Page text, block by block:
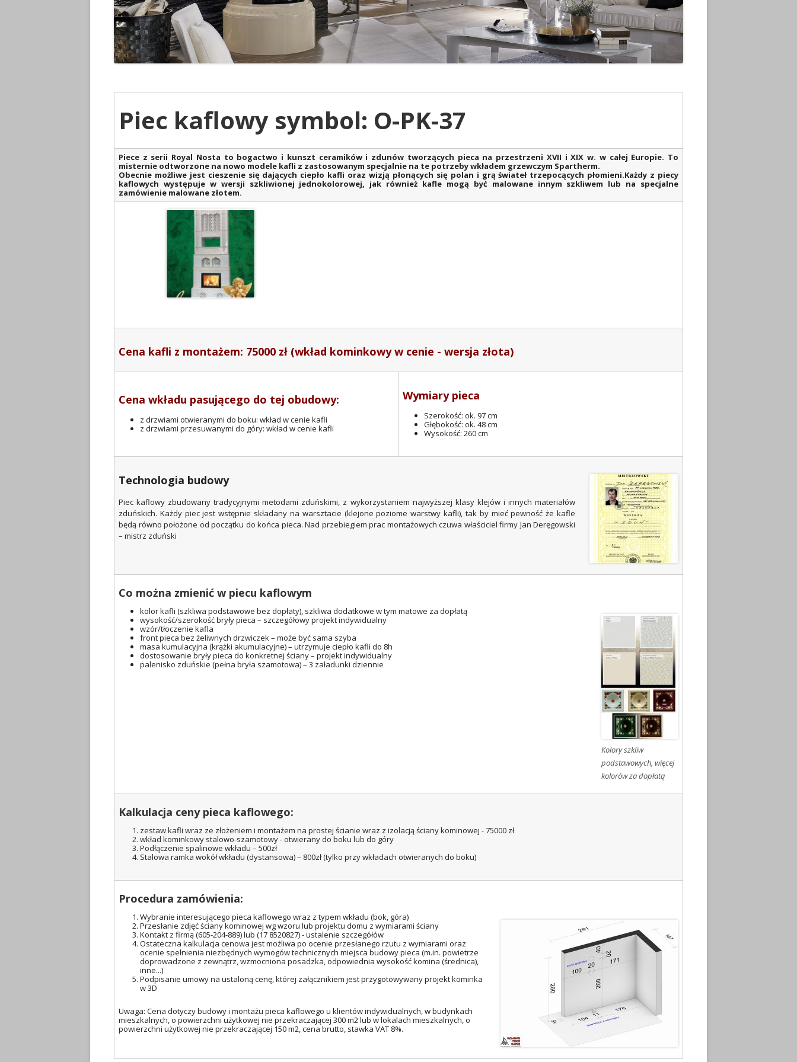
Piec kaflowy symbol: O-PK-37
Piece z serii Royal Nosta to bogactwo i kunszt ceramików i zdunów tworzących pieca na przestrzeni XVII i XIX w. w całej Europie. To
misternie odtworzone na nowo modele kafli z zastosowanym specjalnie na te potrzeby wkładem grzewczym Spartherm.
Obecnie możliwe jest cieszenie się dających ciepło kafli oraz wizją płonących się polan i grą świateł trzepocących płomieni.Każdy z piecy
kaflowych występuje w wersji szkliwionej jednokolorowej, jak również kafle mogą być malowane innym szkliwem lub na specjalne
zamówienie malowane złotem.
Cena kafli z montażem: 75000 zł (wkład kominkowy w cenie - wersja złota)
Cena wkładu pasującego do tej obudowy:
z drzwiami otwieranymi do boku: wkład w cenie kafli
z drzwiami przesuwanymi do góry: wkład w cenie kafli
Wymiary pieca
Szerokość: ok. 97 cm
Głębokość: ok. 48 cm
Wysokość: 260 cm
Technologia budowy
Piec kaflowy zbudowany tradycyjnymi metodami zduńskimi, z wykorzystaniem najwyższej klasy klejów i innych materiałów
zduńskich. Każdy piec jest wstępnie składany na warsztacie (klejone poziome warstwy kafli), tak by mieć pewność że kafle
będą równo położone od początku do końca pieca. Nad przebiegiem prac montażowych czuwa właściciel firmy Jan Deręgowski
– mistrz zduński
Co można zmienić w piecu kaflowym
Kolory szkliw
podstawowych, więcej
kolorów za dopłatą
kolor kafli (szkliwa podstawowe bez dopłaty), szkliwa dodatkowe w tym matowe za dopłatą
wysokość/szerokość bryły pieca – szczegółowy projekt indywidualny
wzór/tłoczenie kafla
front pieca bez żeliwnych drzwiczek – może być sama szyba
masa kumulacyjna (krążki akumulacyjne) – utrzymuje ciepło kafli do 8h
dostosowanie bryły pieca do konkretnej ściany – projekt indywidualny
palenisko zduńskie (pełna bryła szamotowa) – 3 załadunki dziennie
Kalkulacja ceny pieca kaflowego:
zestaw kafli wraz ze złożeniem i montażem na prostej ścianie wraz z izolacją ściany kominowej - 75000 zł
wkład kominkowy stalowo-szamotowy - otwierany do boku lub do góry
Podłączenie spalinowe wkładu – 500zł
Stalowa ramka wokół wkładu (dystansowa) – 800zł (tylko przy wkładach otwieranych do boku)
Procedura zamówienia:
Wybranie interesującego pieca kaflowego wraz z typem wkładu (bok, góra)
Przesłanie zdjęć ściany kominowej wg wzoru lub projektu domu z wymiarami ściany
Kontakt z firmą (605-204-889) lub (17 8520827) - ustalenie szczegółów
Ostateczna kalkulacja cenowa jest możliwa po ocenie przesłanego rzutu z wymiarami oraz
ocenie spełnienia niezbędnych wymogów technicznych miejsca budowy pieca (m.in. powietrze
doprowadzone z zewnątrz, wzmocniona posadzka, odpowiednia wysokość komina (średnica),
inne...)
Podpisanie umowy na ustaloną cenę, której załącznikiem jest przygotowywany projekt kominka
w 3D
Uwaga: Cena dotyczy budowy i montażu pieca kaflowego u klientów indywidualnych, w budynkach
mieszkalnych, o powierzchni użytkowej nie przekraczającej 300 m2 lub w lokalach mieszkalnych, o
powierzchni użytkowej nie przekraczającej 150 m2, cena brutto, stawka VAT 8%.